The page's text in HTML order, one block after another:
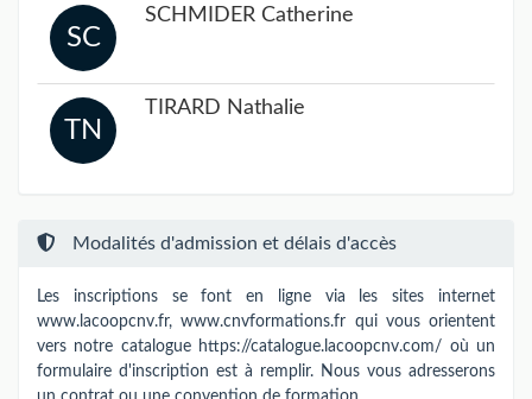
SC
SCHMIDER Catherine
TN
TIRARD Nathalie
Modalités d'admission et délais d'accès
Les inscriptions se font en ligne via les sites internet
www.lacoopcnv.fr, www.cnvformations.fr qui vous orientent
vers notre catalogue https://catalogue.lacoopcnv.com/ où un
formulaire d'inscription est à remplir. Nous vous adresserons